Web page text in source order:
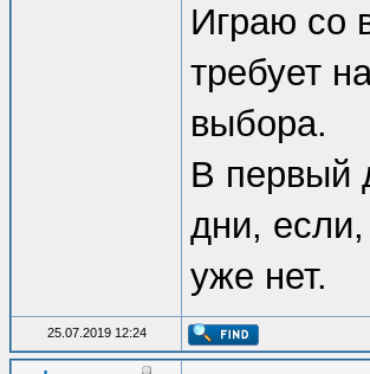
Играю со
требует
выбора.
В первый
дни,
уже нет.
25.07.2019 12:24